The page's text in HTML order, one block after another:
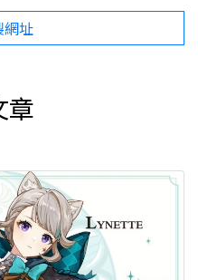
網址
章